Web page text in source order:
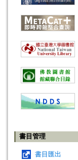
書目管理
書目匯出